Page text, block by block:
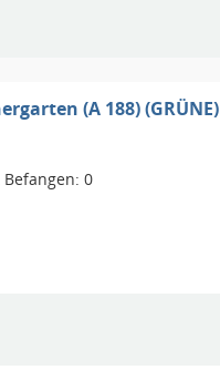
(A 188) (GRÜNE)
Befangen: 0